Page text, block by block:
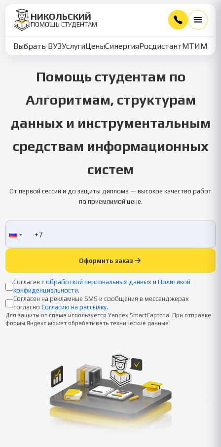
НИКОЛЬСКИЙ
ПОМОЩЬ СТУДЕНТАМ
Выбрать ВУЗУслугиЦеныСинергияРосдистантМТИММУ
Помощь студентам по
Алгоритмам, структурам
данных и инструментальным
средствам информационных
систем
От первой сессии и до защиты диплома — высокое качество работ
по приемлимой цене.
Оформить заказ
Согласен с обработкой персональных данных и Политикой
конфиденциальности.
Согласен на рекламные SMS и сообщения в мессенджерах
согласно Согласию на рассылку.
Для защиты от спама используется Yandex SmartCaptcha. При отправке
формы Яндекс может обрабатывать технические данные.